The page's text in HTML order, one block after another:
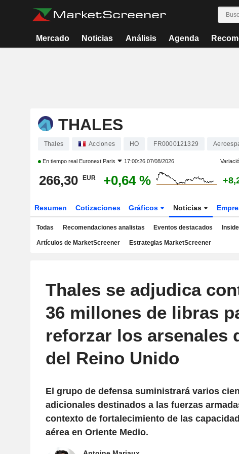
Mercado Noticias Análisis Agenda
THALES
Thales Acciones HO FR0000121329
En tiempo real Euronext Paris 17:00:26 07/08/2026
266,30 EUR +0,64 %
Resumen Cotizaciones Gráficos Noticias
Todas Recomendaciones analistas Eventos destacados
Artículos de MarketScreener Estrategias MarketScreener
Thales se adjudica
36 millones de libras
reforzar los arsenales
del Reino Unido
El grupo de defensa suministrará varios
adicionales destinados a las fuerzas
contexto de fortalecimiento de las
aérea en Oriente Medio.